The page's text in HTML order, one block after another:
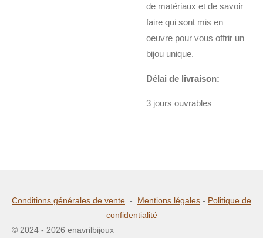
de matériaux et de savoir
faire qui sont mis en
oeuvre pour vous offrir un
bijou unique.
Délai de livraison:
3 jours ouvrables
Conditions générales de vente - Mentions légales - Politique de
confidentialité
© 2024 - 2026 enavrilbijoux